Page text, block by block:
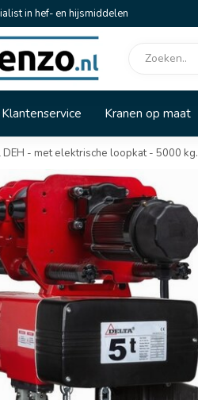
in hef- en hijsmiddelen
Klantenservice Kranen op maat
- met elektrische loopkat - 5000 kg.